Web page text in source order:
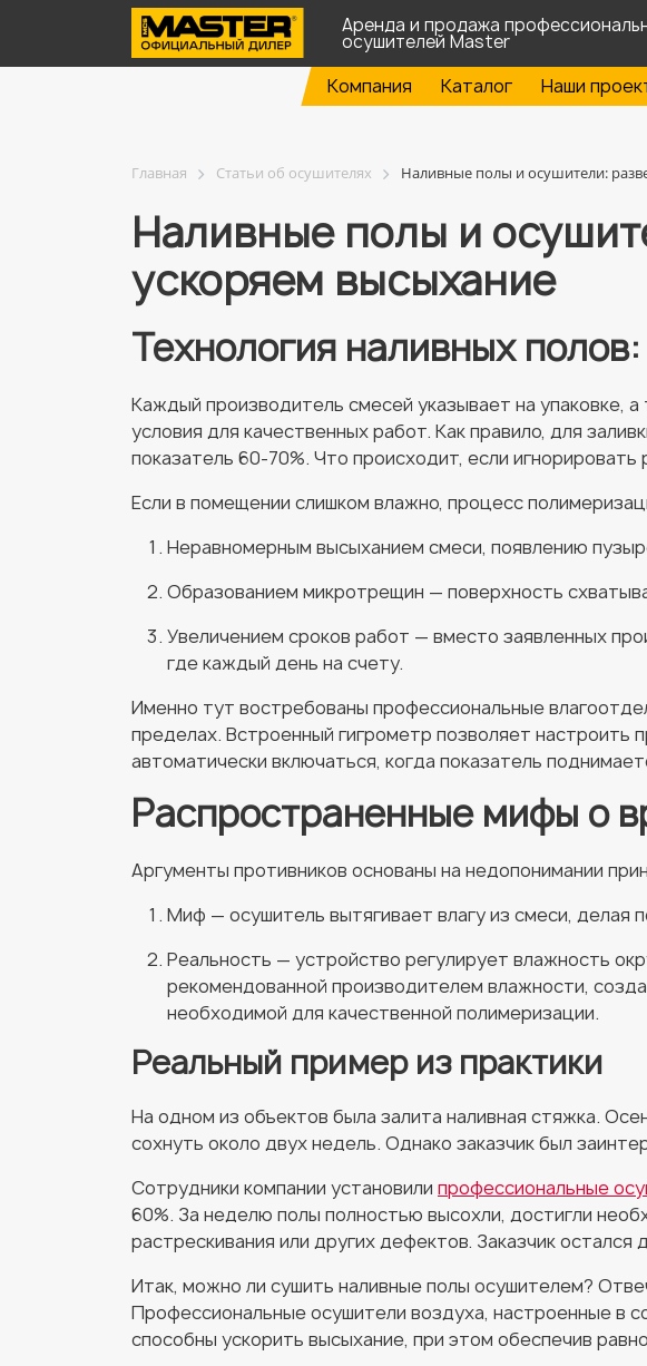
Аренда и продажа
осушителей Master
Компания Каталог Наши
Главная Статьи об осушителях Наливные полы и осушители:
Наливные полы и
ускоряем высыхание
Технология наливных
Каждый производитель смесей указывает на упаковке,
условия для качественных работ. Как правило, для
показатель 60-70%. Что происходит, если
Если в помещении слишком влажно, процесс
Неравномерным высыханием смеси, появлению
Образованием микротрещин — поверхность
Увеличением сроков работ — вместо заявленных
где каждый день на счету.
Именно тут востребованы профессиональные
пределах. Встроенный гигрометр позволяет
автоматически включаться, когда показатель
Распространенные мифы о
Аргументы противников основаны на недопонимании
Миф — осушитель вытягивает влагу из смеси, делая
Реальность — устройство регулирует влажность
рекомендованной производителем влажности,
необходимой для качественной полимеризации.
Реальный пример из практики
На одном из объектов была залита наливная стяжка.
сохнуть около двух недель. Однако заказчик был
Сотрудники компании установили профессиональные
60%. За неделю полы полностью высохли, достигли
растрескивания или других дефектов. Заказчик
Итак, можно ли сушить наливные полы осушителем?
Профессиональные осушители воздуха, настроенные в
способны ускорить высыхание, при этом обеспечив